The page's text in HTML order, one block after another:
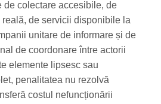
de colectare accesibile, de
de servicii disponibile la
unitare de informare și de
de coordonare între actorii
elemente lipsesc sau
penalitatea nu rezolvă
costul nefuncționării